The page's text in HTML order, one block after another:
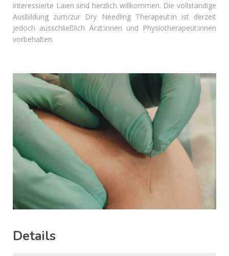
interessierte Laien sind herzlich willkommen. Die vollständige
Ausbildung zum/zur Dry Needling Therapeut:in ist derzeit
jedoch ausschließlich Ärzt:innen und Physiotherapeut:innen
vorbehalten.
Details